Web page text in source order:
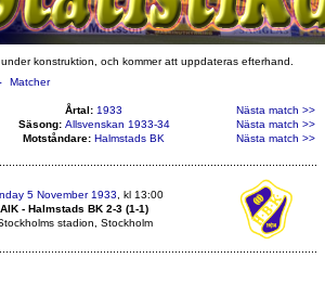
konstruktion, och kommer att uppdateras efterhand.
Matcher
Årtal: 1933
Nästa match >>
Säsong: Allsvenskan 1933-34
Nästa match >>
Motståndare: Halmstads BK Nästa match >>
5 November 1933 , kl 13:00
AIK - Halmstads BK 2-3 (1-1)
stadion, Stockholm